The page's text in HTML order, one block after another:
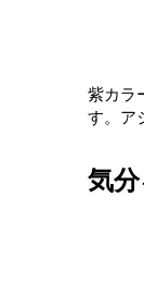
紫カラ
す。ア
気